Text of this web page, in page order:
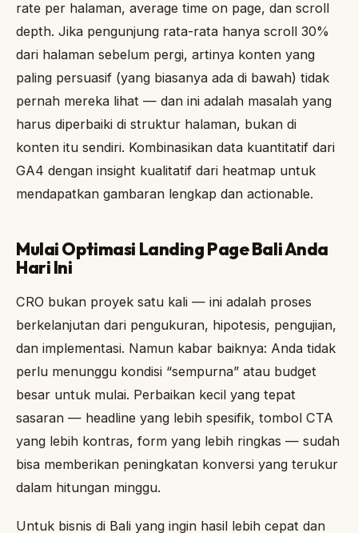
rate per halaman, average time on page, dan scroll
depth. Jika pengunjung rata-rata hanya scroll 30%
dari halaman sebelum pergi, artinya konten yang
paling persuasif (yang biasanya ada di bawah) tidak
pernah mereka lihat — dan ini adalah masalah yang
harus diperbaiki di struktur halaman, bukan di
konten itu sendiri. Kombinasikan data kuantitatif dari
GA4 dengan insight kualitatif dari heatmap untuk
mendapatkan gambaran lengkap dan actionable.
Mulai Optimasi Landing Page Bali Anda
Hari Ini
CRO bukan proyek satu kali — ini adalah proses
berkelanjutan dari pengukuran, hipotesis, pengujian,
dan implementasi. Namun kabar baiknya: Anda tidak
perlu menunggu kondisi “sempurna” atau budget
besar untuk mulai. Perbaikan kecil yang tepat
sasaran — headline yang lebih spesifik, tombol CTA
yang lebih kontras, form yang lebih ringkas — sudah
bisa memberikan peningkatan konversi yang terukur
dalam hitungan minggu.
Untuk bisnis di Bali yang ingin hasil lebih cepat dan